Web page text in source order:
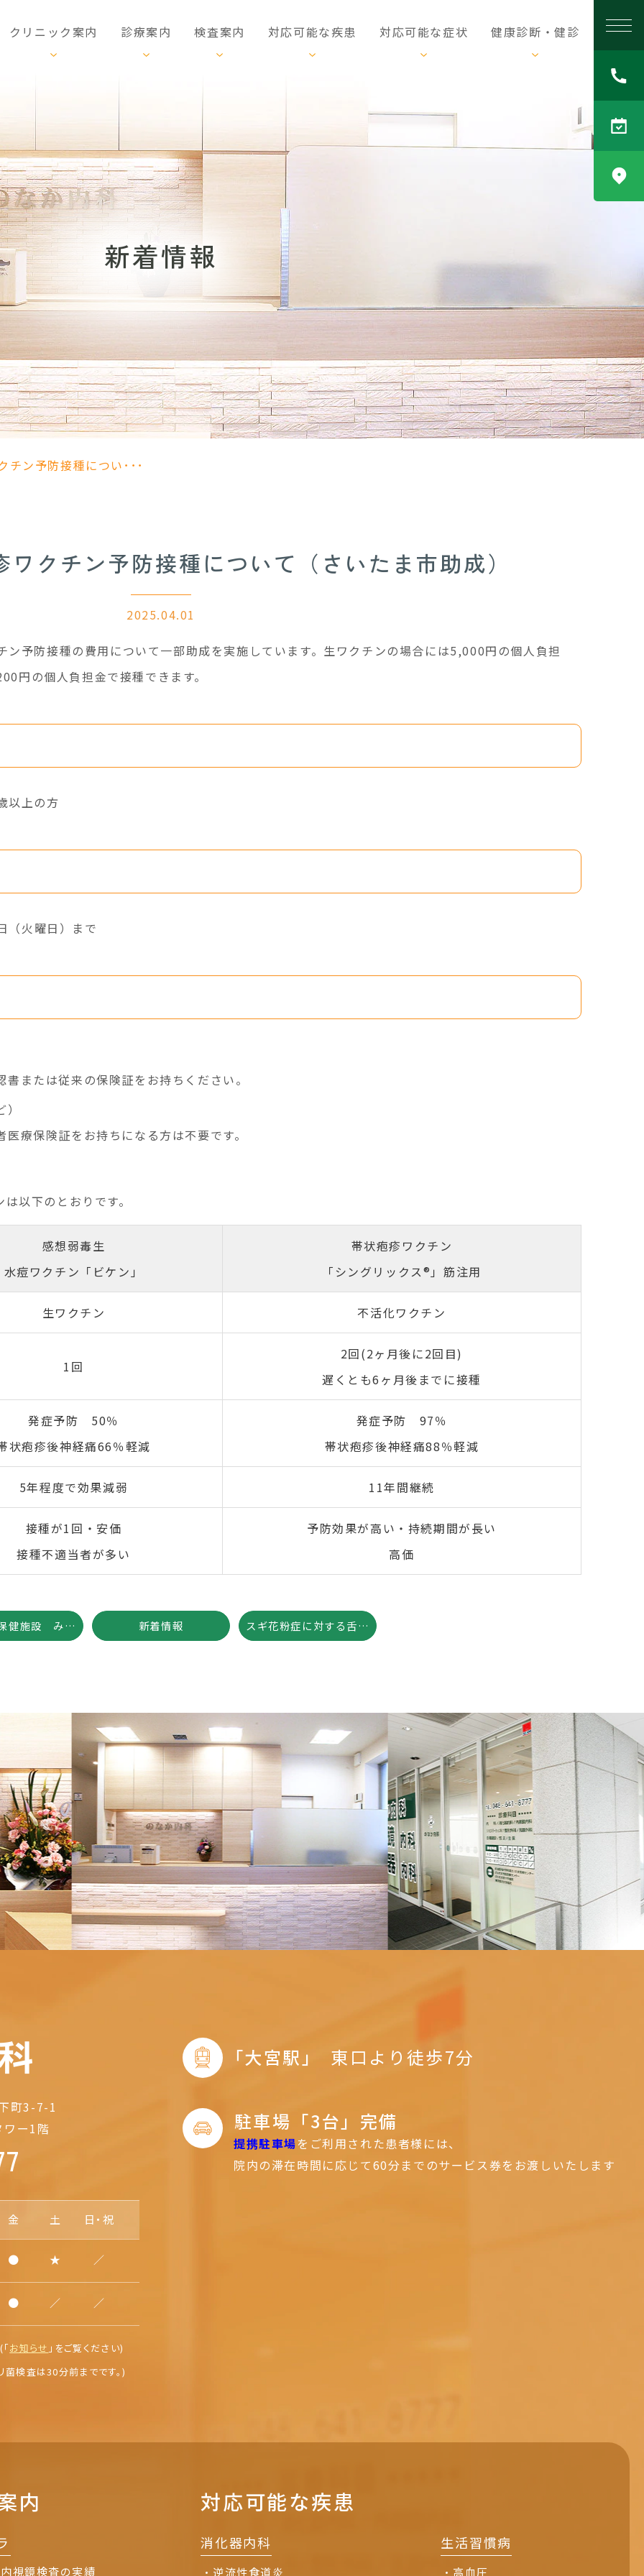
7
帯
疱
疹
ン
い
て
（さ
い
た
ま
市
助
成）
クリニック案内 診療案内 検査案内 対応可能な疾患 対応可能な症状 健康診断・健診
新着情報
チン予防接種につい･･･
クチン予防接種について（さいたま市助成）
2025.04.01
予防接種の費用について一部助成を実施しています。生ワクチンの場合には5,000円の個人負担
円の個人負担金で接種できます。
以上の方
（火曜日）まで
または従来の保険証をお持ちください。
療保険証をお持ちになる方は不要です。
以下のとおりです。
感想弱毒生
水痘ワクチン「ビケン」
帯状疱疹ワクチン
「シングリックス®」筋注用
生ワクチン 不活化ワクチン
1回
2回(2ヶ月後に2回目)
遅くとも6ヶ月後までに接種
発症予防 50％
状疱疹後神経痛66％軽減
発症予防 97％
帯状疱疹後神経痛88％軽減
5年程度で効果減弱 11年間継続
接種が1回・安価
接種不適当者が多い
予防効果が高い・持続期間が長い
高価
介護老人保健施設 みやびの里の求人情報について 新着情報 スギ花粉症に対する舌下免疫療法を始めます
町3-7-1
ワー1階
金 土 日・祝
● ★ ／
● ／ ／
お知らせ 」をご覧ください)
菌検査は30分前までです。)
｢大宮駅｣ 東口より徒歩7分
駐車場「3台」完備
提携駐車場をご利用された患者様には、
院内の滞在時間に応じて60分までのサービス券をお渡しいたします
内
視鏡検査の実績
対応可能な疾患
消化器内科
逆流性食道炎
生活習慣病
高血圧